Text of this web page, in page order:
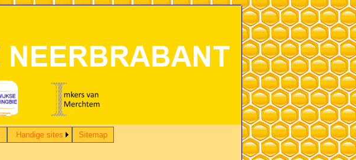
Handige sites Sitemap